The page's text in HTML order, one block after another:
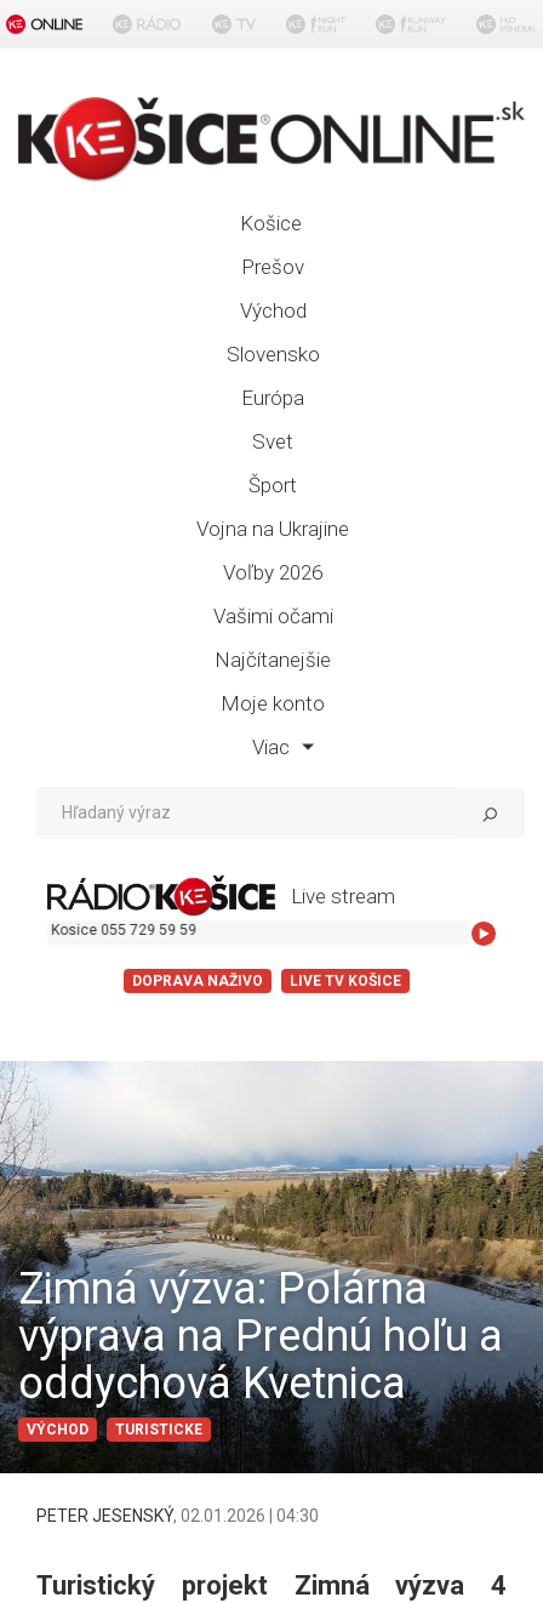
Košice
Prešov
Východ
Slovensko
Európa
Svet
Šport
Vojna na Ukrajine
Voľby 2026
Vašimi očami
Najčítanejšie
Moje konto
Viac
Live stream
729 59 59
DOPRAVA NAŽIVO LIVE TV KOŠICE
Zimná výzva: Polárna
výprava na Prednú hoľu a
oddychová Kvetnica
VÝCHOD TURISTICKE
PETER JESENSKÝ, 02.01.2026 | 04:30
Turistický projekt Zimná výzva 4